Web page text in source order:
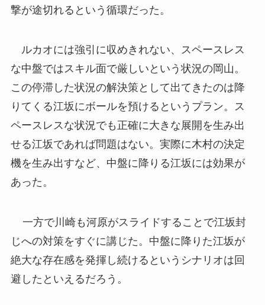
撃が途切れるという循環だった。
ルカオには強引に収めきれない、スペースレス
な中盤ではスキル面で厳しいという状況の岡山。
この停滞した状況の解決策として出てきたのは降
りてくる江坂にボールを預けるというプラン。ス
ペースレスな状況でも正確に大きな展開を生み出
せる江坂であれば問題はない。実際に木村の決定
機を生み出すなど、中盤に降りる江坂には効果が
あった。
一方で川崎も河原がスライドすることで江坂封
じへの対策をすぐに講じた。中盤に降りた江坂が
絶大な存在感を発揮し続けるというシナリオは回
避したといえるだろう。